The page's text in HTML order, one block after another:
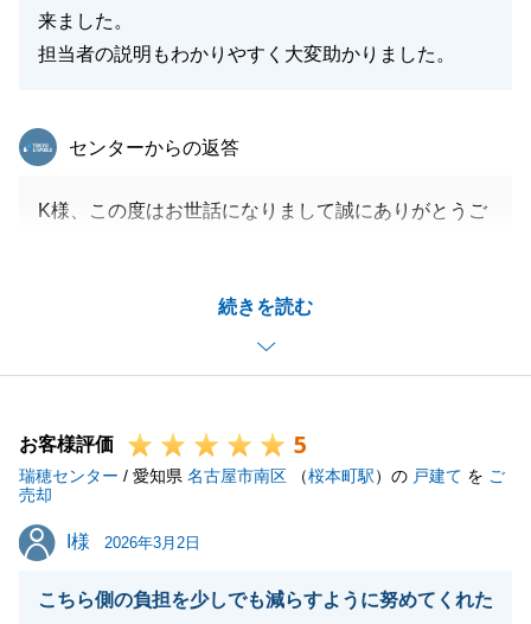
来ました。
担当者の説明もわかりやすく大変助かりました。
続きを読む
東急リバブル
センターからの返答
K様、この度はお世話になりまして誠にありがとうご
や弊社の実績、私の経験則のお話にしっかりと耳を傾
けていただきご理解をいただけたこと、また測量や解
体におきましてもK様に迅速にお取組みいただけたこ
お借りし重ねてお礼申し上げます。
年度が変わりますが、確定申告等もございますのでご
不明点等ございましたらお気軽にご相談ください。
引き続き今後ともよろしくお願いいたします。
お客様評価 5
瑞穂センター / 愛知県 名古屋市南区 （桜本町駅）の 戸建て を ご
売却
I様
I様 2026年3月2日
こちら側の負担を少しでも減らすように努めてくれた